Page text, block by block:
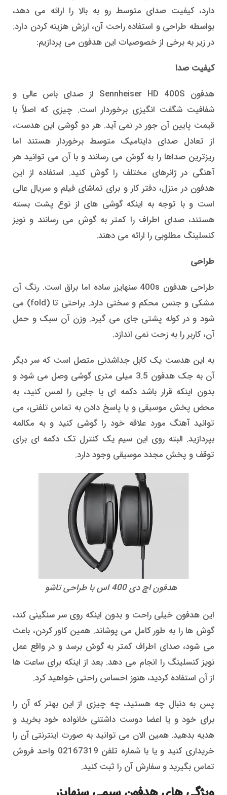
دارد، کیفیت صدای متوسط رو به بالا را ارائه می دهد،
بواسطه طراحی و استفاده راحت آن، ارزش هزینه کردن دارد.
در زیر به برخی از خصوصیات این هدفون می پردازیم:
کیفیت صدا
هدفون Sennheiser HD 400S از صدای باس عالی و
شفافیت شگفت انگیزی برخوردار است. چیزی که اصلاً با
قیمت پایین آن جور در نمی آید. هر دو گوشی این هدست،
از تعادل صدای داینامیک متوسط برخوردار هستند اما
ریزترین صداها را به گوش می رسانند و با آن می توانید هر
آهنگی در ژانرهای مختلف را گوش کنید. استفاده از این
هدفون در منزل، دفتر کار و برای تماشای فیلم و سریال عالی
است و با توجه به اینکه گوشی های از نوع پشت بسته
هستند، صدای اطراف را کمتر به گوش می رسانند و نویز
کنسلینگ مطلوبی را ارائه می دهند.
طراحی
طراحی هدفون 400s سنهایزر ساده اما براق است. رنگ آن
مشکی و جنس محکم و سختی دارد. براحتی تا (fold) می
شود و در کوله پشتی جای می گیرد. وزن آن سبک و حمل
آن، کاربر را به زحت نمی اندازد.
به این هدست یک کابل جداشدنی متصل است که سر دیگر
آن به جک هدفون 3.5 میلی متری گوشی وصل می شود و
بدون اینکه قرار باشد دکمه ای یا جایی را لمس کنید، به
محض پخش موسیقی و یا پاسخ دادن به تماس تلفنی، می
توانید آهنگ مورد علاقه خود را گوشی کنید و به مکالمه
بپردازید. البته روی این سیم یک کنترل تک دکمه ای برای
توقف و پخش مجدد موسیقی وجود دارد.
هدفون اچ دی 400 اس با طراحی تاشو
این هدفون خیلی راحت و بدون اینکه روی سر سنگینی کند،
گوش ها را به طور کامل می پوشاند. همین کاور کردن، باعث
می شود، صدای اطراف کمتر به گوش برسد و در واقع عمل
نویز کنسلینگ را انجام می دهد. بعد از اینکه برای ساعت ها
از آن استفاده کردید، هنوز احساس راحتی خواهید کرد.
پس به دنبال چه هستید، چه چیزی از این بهتر که آن را
برای خود و یا اعضا دوست داشتنی خانواده خود بخرید و
هدیه بدهید. همین الان می توانید به صورت اینترنتی آن را
خریداری کنید و یا با شماره تلفن 02167319 واحد فروش
تماس بگیرید و سفارش آن را ثبت کنید.